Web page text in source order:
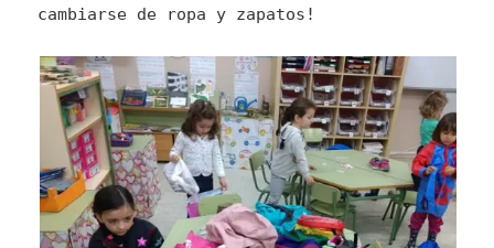
cambiarse de ropa y zapatos!